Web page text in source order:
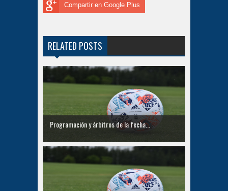
Compartir en Google Plus
RELATED POSTS
Programación y árbitros de la fecha...